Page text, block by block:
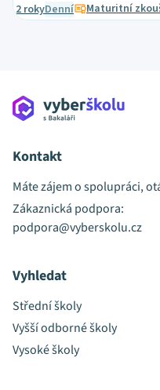
2 rokyDenní Maturitní
Kontakt
Máte zájem o spolupráci,
Zákaznická podpora:
podpora@vyberskolu.cz
Vyhledat
Střední školy
Vyšší odborné školy
Vysoké školy